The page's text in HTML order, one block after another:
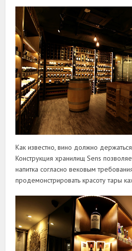
Как известно, вино должно
Конструкция хранилищ Sens
напитка согласно вековым
продемонстрировать красоту тары